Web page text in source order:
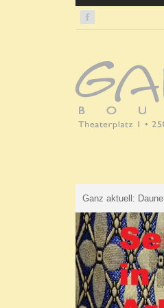
Ganz aktuell: Daune